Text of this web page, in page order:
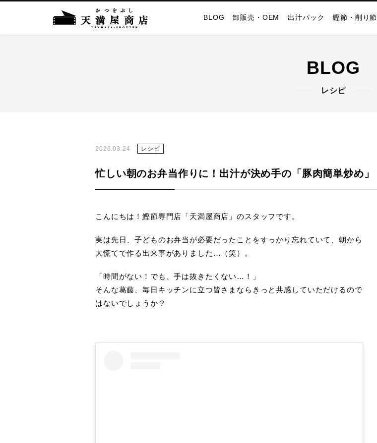
BLOG 卸販売・OEM 出汁パック 鰹節・削り節
BLOG
レシピ
2026.03.24 レシピ
忙しい朝のお弁当作りに！出汁が決め手の「豚肉簡単炒め」
こんにちは！鰹節専門店「天満屋商店」のスタッフです。
実は先日、子どものお弁当が必要だったことをすっかり忘れていて、朝から
大慌てで作る出来事がありました…（笑）。
「時間がない！でも、手は抜きたくない…！」
そんな葛藤、毎日キッチンに立つ皆さまならきっと共感していただけるので
はないでしょうか？